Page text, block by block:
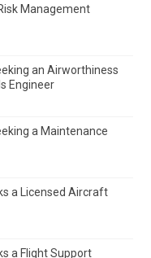
Management
an Airworthiness
Engineer
a Maintenance
a Licensed Aircraft
a Flight Support